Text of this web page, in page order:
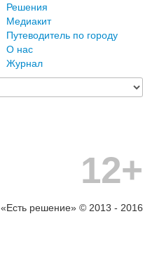
Решения
Медиакит
Путеводитель по городу
О нас
Журнал
12+
«Есть решение» © 2013 - 2016